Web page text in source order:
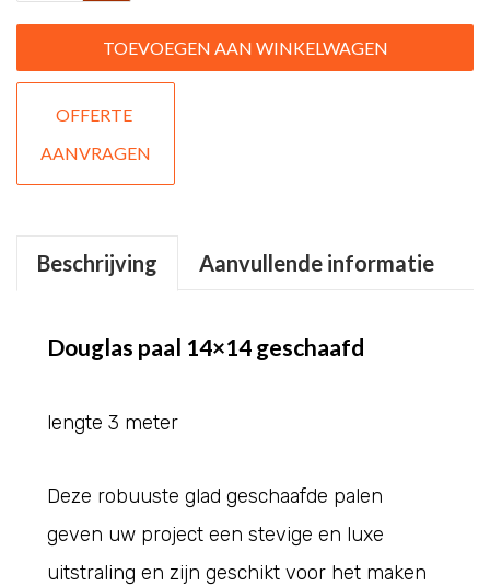
300
geschaafd
aantal
TOEVOEGEN AAN WINKELWAGEN
OFFERTE
AANVRAGEN
Beschrijving Aanvullende informatie
Douglas paal 14×14 geschaafd
lengte 3 meter
Deze robuuste glad geschaafde palen
geven uw project een stevige en luxe
uitstraling en zijn geschikt voor het maken